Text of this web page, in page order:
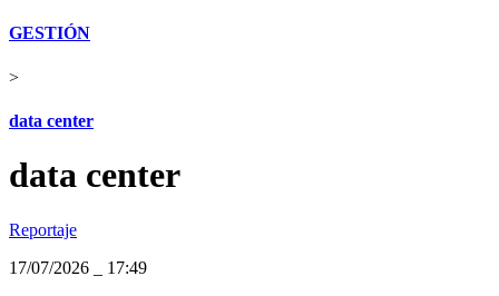
GESTIÓN
>
data center
data center
Reportaje
17/07/2026
17:49